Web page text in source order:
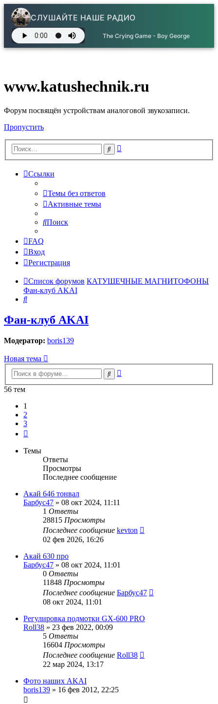
СЛУШАЙТЕ НАШЕ РАДИО
The Crying Game - Boy George
www.katushechnik.ru
Форум посвящён устройствам аналоговой звукозаписи.
Пропустить
Поиск
Ссылки
Темы без ответов
Активные темы
Поиск
FAQ
Вход
Регистрация
Список форумов КАТУШЕЧНЫЕ МАГНИТОФОНЫ
Фан-клуб AKAI
Поиск
Фан-клуб AKAI
Модератор: boris139
Новая тема
Поиск
56 тем
1
2
3
Темы
Ответы
Просмотры
Последнее сообщение
Акай 646 тонвал
Барбус47 » 08 окт 2024, 11:11
1 Ответы
28815 Просмотры
Последнее сообщение kevton
02 фев 2026, 16:26
Акай 630 про
Барбус47 » 08 окт 2024, 11:01
0 Ответы
11848 Просмотры
Последнее сообщение Барбус47
08 окт 2024, 11:01
Регулировка подмотки GX-600 PRO
Roll38 » 23 фев 2022, 00:09
5 Ответы
16604 Просмотры
Последнее сообщение Roll38
22 мар 2024, 13:17
Фото наших AKAI
boris139 » 16 фев 2012, 22:25